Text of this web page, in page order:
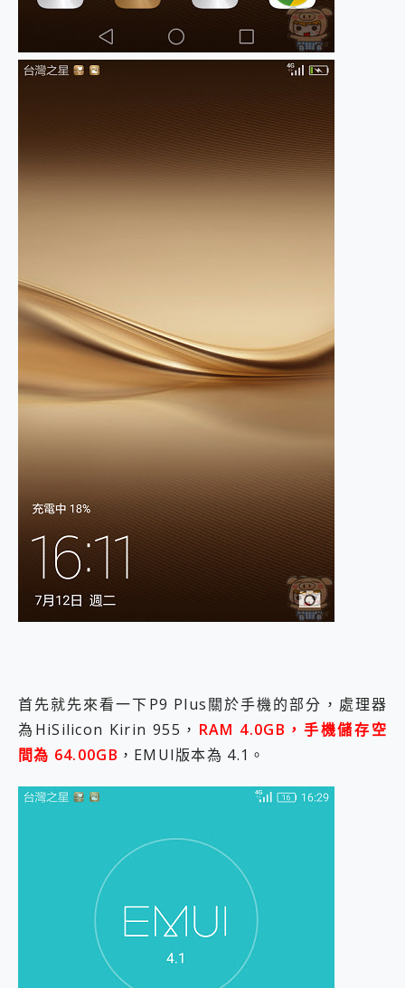
首先就先來看一下P9 Plus關於手機的部分，處理器
為HiSilicon Kirin 955， RAM 4.0GB，手機儲存空
間為 64.00GB ，EMUI版本為 4.1。